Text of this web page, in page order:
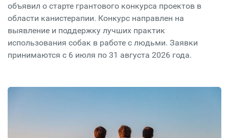
объявил о старте грантового конкурса проектов в
области канистерапии. Конкурс направлен на
выявление и поддержку лучших практик
использования собак в работе с людьми. Заявки
принимаются с 6 июля по 31 августа 2026 года.